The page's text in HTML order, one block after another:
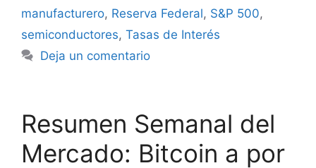
manufacturero, Reserva Federal, S&P 500,
semiconductores, Tasas de Interés
Deja un comentario
Resumen Semanal del
Mercado: Bitcoin a por